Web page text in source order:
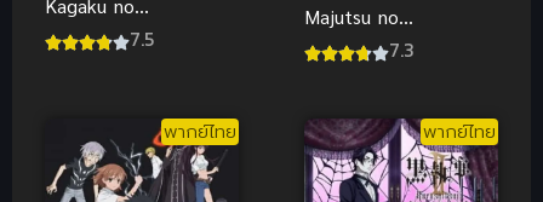
Kagaku no
Railgun เรล
ไทย)
7.5
Majutsu no
Index II อิน
ภาค 2 (พากย์
ไทย)
7.3
พากย์ไทย พากย์ไทย